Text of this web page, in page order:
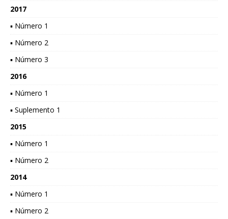
2017
▪ Número 1
▪ Número 2
▪ Número 3
2016
▪ Número 1
▪ Suplemento 1
2015
▪ Número 1
▪ Número 2
2014
▪ Número 1
▪ Número 2